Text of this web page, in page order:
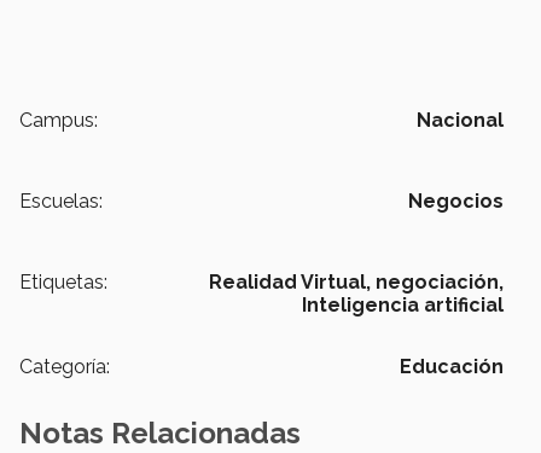
Campus: Nacional
Escuelas: Negocios
Etiquetas: Realidad Virtual, negociación,
Inteligencia artificial
Categoría: Educación
Notas Relacionadas